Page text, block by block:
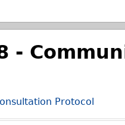
-
Protocol